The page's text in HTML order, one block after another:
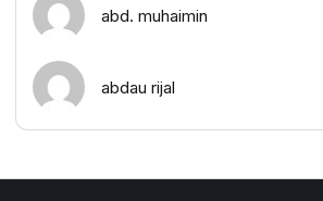
abd. muhaimin
abdau rijal